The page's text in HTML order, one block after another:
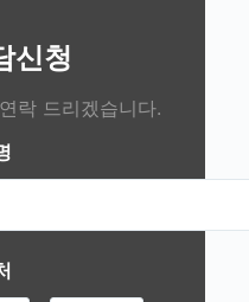
신청
락 드리겠습니다.